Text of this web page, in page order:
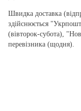
Швидка доставка
здійснюється
(вівторок-субота),
перевізника (щодня).